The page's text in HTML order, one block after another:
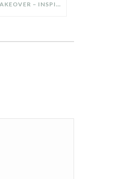
SCHLAFZIMMER MAKEOVER – INSPIRATION FÜR DEIN SCHLAFZIMMER: AUS ALT MACH NEU – HELL, GEMÜTLICH UND EINLADEND